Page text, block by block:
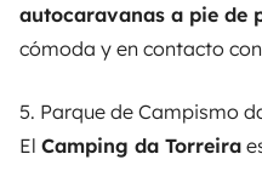
autocaravanas a pie de
cómoda y en contacto
5. Parque de Campismo
El Camping da Torreira